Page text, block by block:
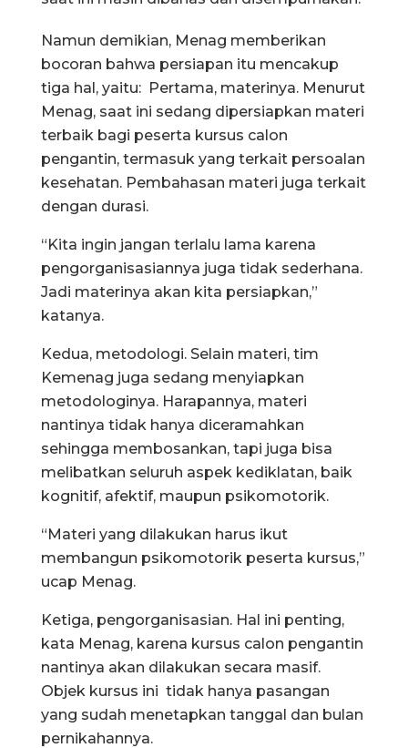
Namun demikian, Menag memberikan
bocoran bahwa persiapan itu mencakup
tiga hal, yaitu: Pertama, materinya. Menurut
Menag, saat ini sedang dipersiapkan materi
terbaik bagi peserta kursus calon
pengantin, termasuk yang terkait persoalan
kesehatan. Pembahasan materi juga terkait
dengan durasi.
“Kita ingin jangan terlalu lama karena
pengorganisasiannya juga tidak sederhana.
Jadi materinya akan kita persiapkan,”
katanya.
Kedua, metodologi. Selain materi, tim
Kemenag juga sedang menyiapkan
metodologinya. Harapannya, materi
nantinya tidak hanya diceramahkan
sehingga membosankan, tapi juga bisa
melibatkan seluruh aspek kediklatan, baik
kognitif, afektif, maupun psikomotorik.
“Materi yang dilakukan harus ikut
membangun psikomotorik peserta kursus,”
ucap Menag.
Ketiga, pengorganisasian. Hal ini penting,
kata Menag, karena kursus calon pengantin
nantinya akan dilakukan secara masif.
Objek kursus ini tidak hanya pasangan
yang sudah menetapkan tanggal dan bulan
pernikahannya.